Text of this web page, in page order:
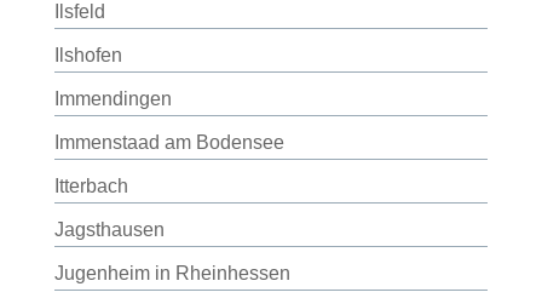
Ilsfeld
Ilshofen
Immendingen
Immenstaad am Bodensee
Itterbach
Jagsthausen
Jugenheim in Rheinhessen